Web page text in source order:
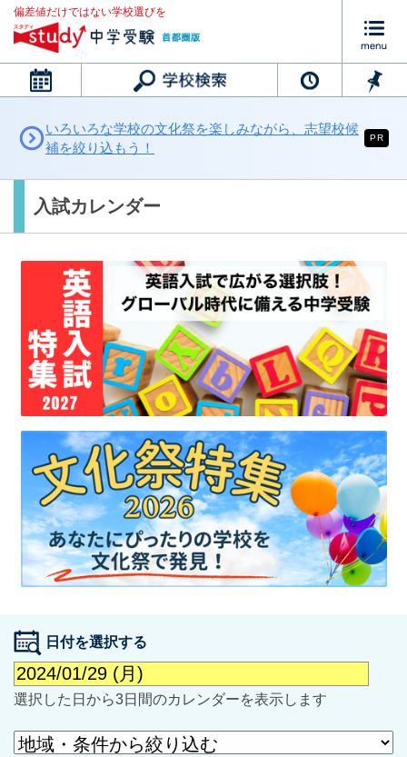
偏差値だけではない学校選びを
カレンダー
最近見た学校
学校閲覧履歴はありません
ブックマークした学校
ブックマークした学校はありません
いろいろな学校の文化祭を楽しみながら、志望校候
補を絞り込もう！
PR
入試カレンダー
日付を選択する
選択した日から3日間のカレンダーを表示します